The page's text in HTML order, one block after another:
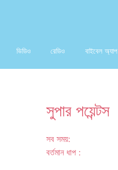
ভিডিও রেডিও বাইবেল অ্যাপ
সুপার পয়েন্টস
সব সময়:
বর্তমান ধাপ :